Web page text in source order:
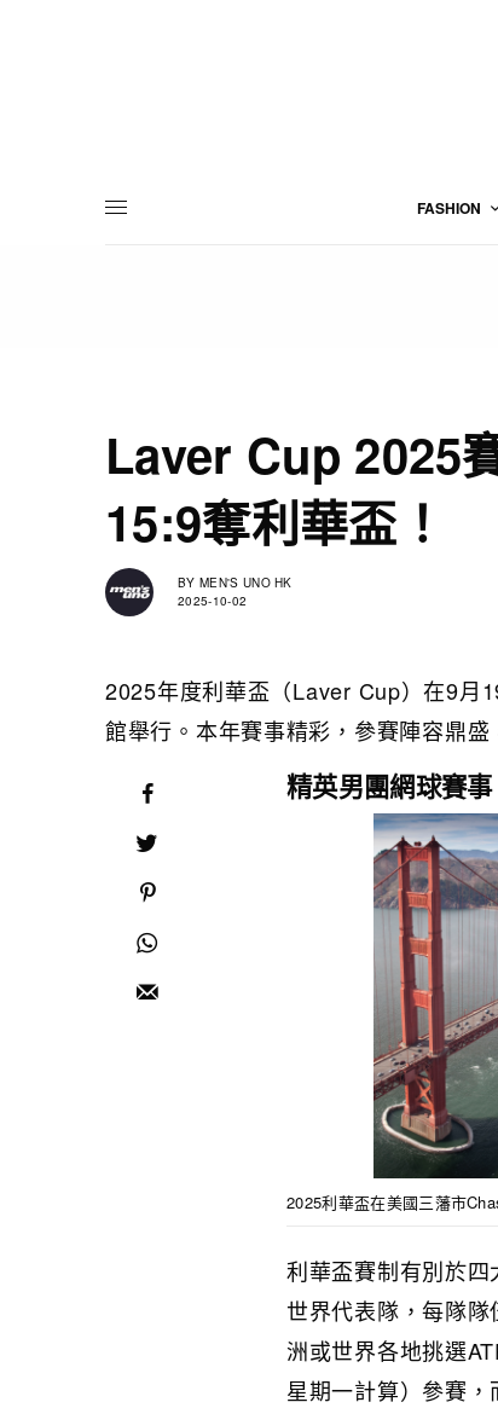
FASHION
Laver Cup 2025
15:9奪利華盃！
BY MEN'S UNO HK
2025-10-02
2025年度利華盃（Laver Cup）在9月
館舉行。本年賽事精彩，參賽陣容鼎
精英男團網球賽
2025利華盃在美國三藩市
利華盃賽制有別於
世界代表隊，每隊
洲或世界各地挑選
星期一計算）參賽